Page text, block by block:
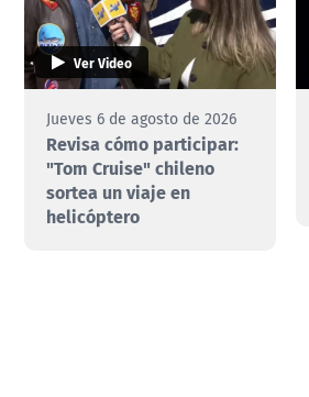
Ver Video
Jueves 6 de agosto de 2026
Revisa cómo participar:
"Tom Cruise" chileno
sortea un viaje en
helicóptero